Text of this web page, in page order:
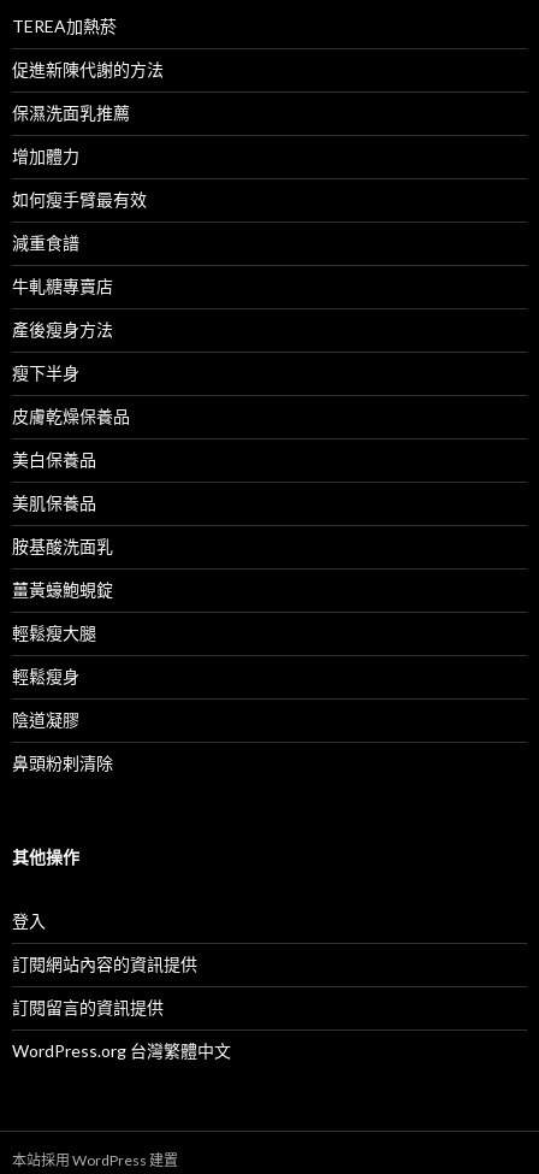
TEREA加熱菸
促進新陳代謝的方法
保濕洗面乳推薦
增加體力
如何瘦手臂最有效
減重食譜
牛軋糖專賣店
產後瘦身方法
瘦下半身
皮膚乾燥保養品
美白保養品
美肌保養品
胺基酸洗面乳
薑黃蠔鮑蜆錠
輕鬆瘦大腿
輕鬆瘦身
陰道凝膠
鼻頭粉剌清除
其他操作
登入
訂閱網站內容的資訊提供
訂閱留言的資訊提供
WordPress.org 台灣繁體中文
本站採用 WordPress 建置